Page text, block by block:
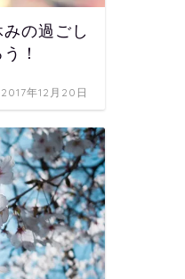
の過ごし
！
2017年12月20日